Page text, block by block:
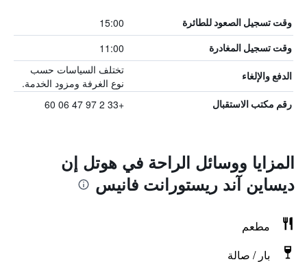
وقت تسجيل الصعود للطائرة 15:00
وقت تسجيل المغادرة 11:00
الدفع والإلغاء
تختلف السياسات حسب
نوع الغرفة ومزود الخدمة.
رقم مكتب الاستقبال +33 2 97 47 06 60
المزايا ووسائل الراحة في هوتل إن
ديساين آند ريستورانت فانيس
مطعم
بار / صالة